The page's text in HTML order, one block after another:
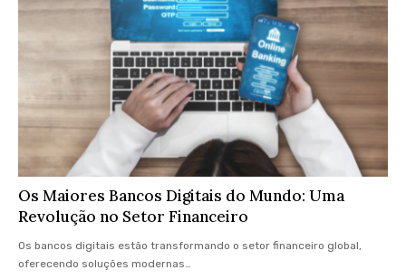
Os Maiores Bancos Digitais do Mundo: Uma
Revolução no Setor Financeiro
Os bancos digitais estão transformando o setor financeiro global,
oferecendo soluções modernas…